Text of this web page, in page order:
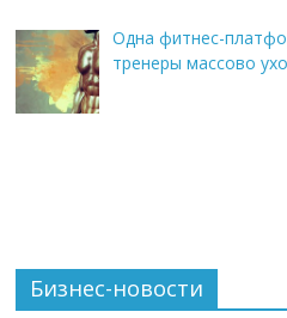
Одна фитнес-
тренеры массово
Бизнес-новости